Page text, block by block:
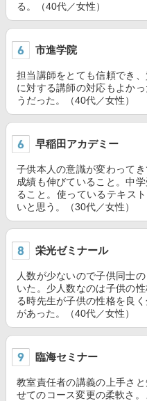
る。（40代／女性）
市進学院
担当講師をとても信頼でき
に対する講師の対応もよか
うだった。（40代／女性）
早稲田アカデミー
子供本人の意識が変わって
成績も伸びていること。中
ること。使っているテキス
いと思う。（30代／女性）
栄光ゼミナール
人数が少ないので子供同士
いた。少人数なのは子供の
る時先生が子供の性格を良
があった。（40代／女性）
臨海セミナー
教室責任者の講義の上手さ
せてのコース変更の柔軟さ